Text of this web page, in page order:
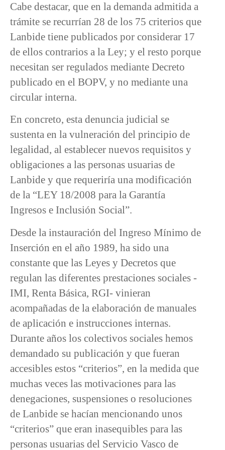
Cabe destacar, que en la demanda admitida a
trámite se recurrían 28 de los 75 criterios que
Lanbide tiene publicados por considerar 17
de ellos contrarios a la Ley; y el resto porque
necesitan ser regulados mediante Decreto
publicado en el BOPV, y no mediante una
circular interna.
En concreto, esta denuncia judicial se
sustenta en la vulneración del principio de
legalidad, al establecer nuevos requisitos y
obligaciones a las personas usuarias de
Lanbide y que requeriría una modificación
de la “LEY 18/2008 para la Garantía
Ingresos e Inclusión Social”.
Desde la instauración del Ingreso Mínimo de
Inserción en el año 1989, ha sido una
constante que las Leyes y Decretos que
regulan las diferentes prestaciones sociales -
IMI, Renta Básica, RGI- vinieran
acompañadas de la elaboración de manuales
de aplicación e instrucciones internas.
Durante años los colectivos sociales hemos
demandado su publicación y que fueran
accesibles estos “criterios”, en la medida que
muchas veces las motivaciones para las
denegaciones, suspensiones o resoluciones
de Lanbide se hacían mencionando unos
“criterios” que eran inasequibles para las
personas usuarias del Servicio Vasco de